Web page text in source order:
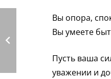
Вы опора,
Вы умеете
Пусть ваша
уважении и